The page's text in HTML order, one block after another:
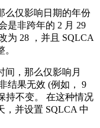
么仅影响日期的年份
是非跨年的 2 月 29
为 28 ，并且 SQLCA
间，那么仅影响月
结果无效 (例如， 9
持不变。 在这种情况
，并设置 SQLCA 中